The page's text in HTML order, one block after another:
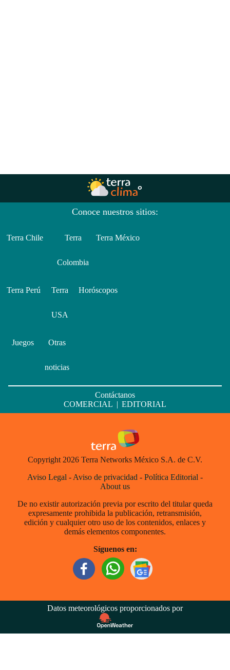
Conoce nuestros sitios:
Terra Chile Terra
Colombia
Terra México
Terra Perú Terra
USA
Horóscopos
Juegos Otras
noticias
Contáctanos
COMERCIAL | EDITORIAL
Copyright 2026 Terra Networks México S.A. de C.V.
Aviso Legal - Aviso de privacidad - Política Editorial -
About us
De no existir autorización previa por escrito del titular queda
expresamente prohibida la publicación, retransmisión,
edición y cualquier otro uso de los contenidos, enlaces y
demás elementos componentes.
Síguenos en:
Datos meteorológicos proporcionados por